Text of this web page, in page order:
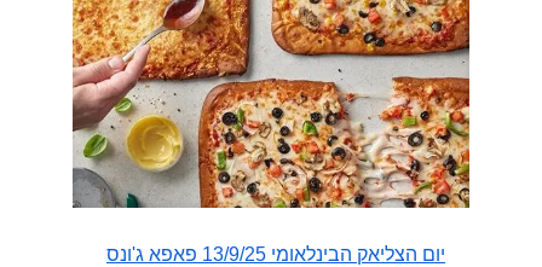
יום הצליאק הבינלאומי 13/9/25 פאפא ג'ונס